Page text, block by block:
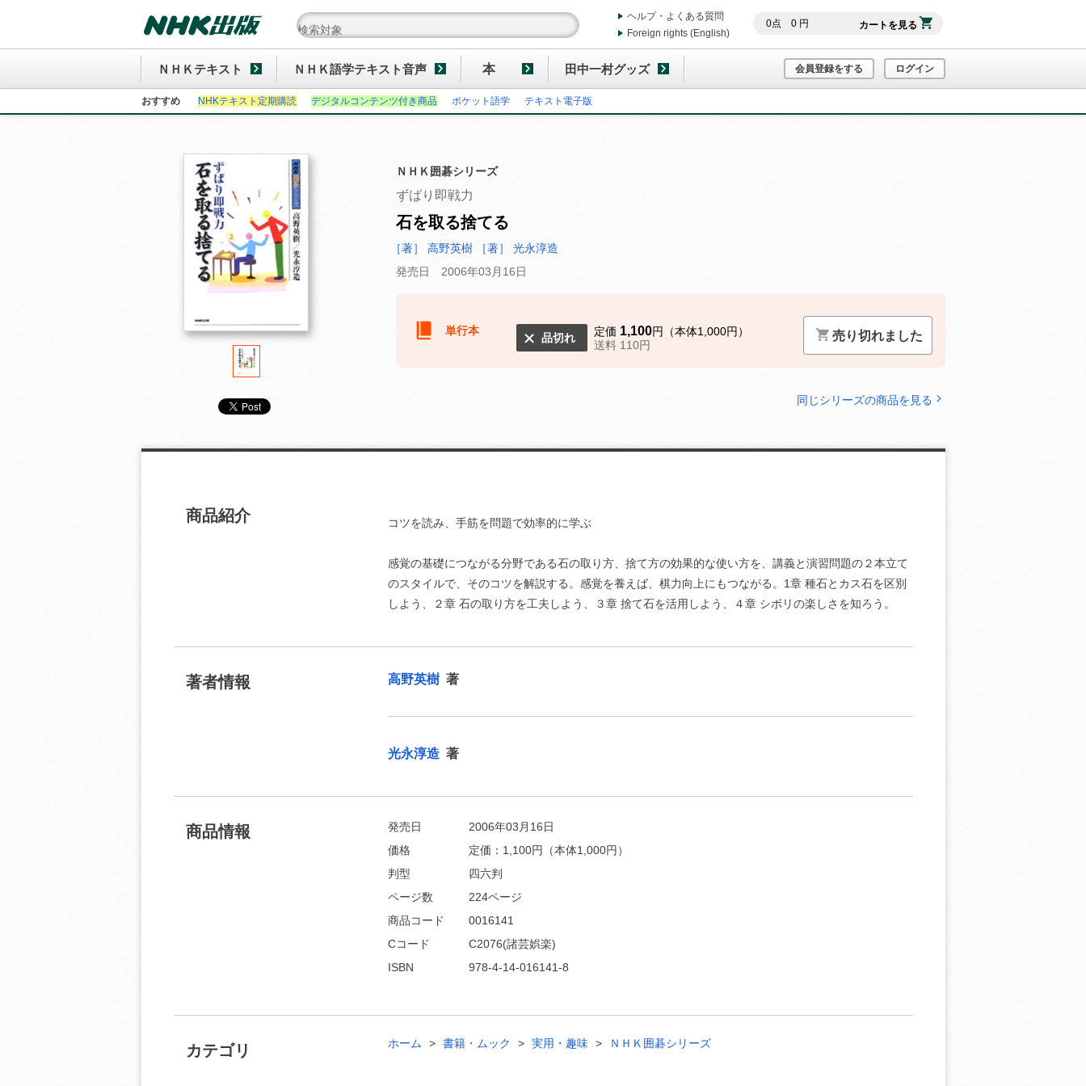
0点 0円 カートを見る
ヘルプ・よくある質問
Foreign rights (English)
ＮＨＫテキスト ＮＨＫ語学テキスト音声 本 田中一村グッズ 会員登録をする ログイン
おすすめ NHKテキスト定期購読 デジタルコンテンツ付き商品 ポケット語学 テキスト電子版
ＮＨＫ囲碁シリーズ
ずばり即戦力
石を取る捨てる
［著］ 高野英樹
［著］ 光永淳造
発売日 2006年03月16日
単行本
品切れ 定価 1,100円（本体1,000円）
送料 110円
売り切れました
同じシリーズの商品を見る
商品紹介 コツを読み、手筋を問題で効率的に学ぶ
感覚の基礎につながる分野である石の取り方、捨て方の効果的な使い方を、講義と演習問題の２本立て
のスタイルで、そのコツを解説する。感覚を養えば、棋力向上にもつながる。1章 種石とカス石を区別
しよう、２章 石の取り方を工夫しよう、３章 捨て石を活用しよう、４章 シボリの楽しさを知ろう。
著者情報 高野英樹 著
光永淳造 著
商品情報 発売日
2006年03月16日
価格
定価： 1,100円（本体1,000円）
判型
四六判
ページ数
224ページ
商品コード
0016141
Cコード
C2076(諸芸娯楽)
ISBN
978-4-14-016141-8
カテゴリ ホーム 書籍・ムック 実用・趣味 ＮＨＫ囲碁シリーズ